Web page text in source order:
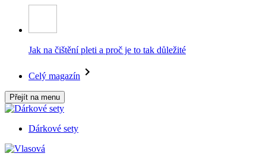
Jak na čištění pleti a proč je to tak důležité
Celý magazín
Přejít na menu
Dárkové sety